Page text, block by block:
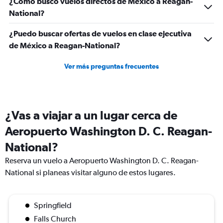
1200.
National?
¿Puedo buscar ofertas de vuelos en clase ejecutiva
de México a Reagan-National?
Ver más preguntas frecuentes
¿Vas a viajar a un lugar cerca de
Aeropuerto Washington D. C. Reagan-
National?
Reserva un vuelo a Aeropuerto Washington D. C. Reagan-
National si planeas visitar alguno de estos lugares.
Springfield
Falls Church